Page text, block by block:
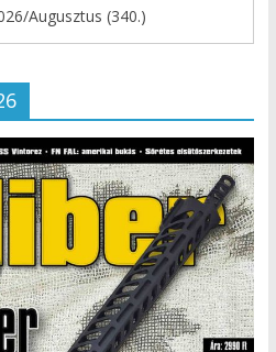
Augusztus (340.)